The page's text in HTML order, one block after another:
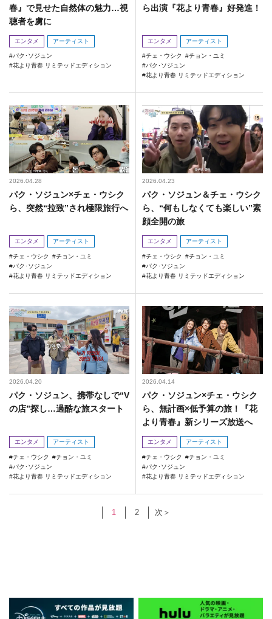
春』で見せた自然体の魅力…視
聴者を虜に
エンタメ アーティスト
パク･ソジュン
花より青春 リミテッドエディション
ら出演『花より青春』好発進！
エンタメ アーティスト
チェ・ウシク
チョン・ユミ
パク･ソジュン
花より青春 リミテッドエディション
2026.04.28
パク・ソジュン×チェ・ウシク
ら、突然“拉致”され極限旅行へ
エンタメ アーティスト
チェ・ウシク
チョン・ユミ
パク･ソジュン
花より青春 リミテッドエディション
2026.04.23
パク・ソジュン＆チェ・ウシク
ら、“何もしなくても楽しい”素
顔全開の旅
エンタメ アーティスト
チェ・ウシク
チョン・ユミ
パク･ソジュン
花より青春 リミテッドエディション
2026.04.20
パク・ソジュン、携帯なしで“V
の店”探し…過酷な旅スタート
エンタメ アーティスト
チェ・ウシク
チョン・ユミ
パク･ソジュン
花より青春 リミテッドエディション
2026.04.14
パク・ソジュン×チェ・ウシク
ら、無計画×低予算の旅！『花
より青春』新シリーズ放送へ
エンタメ アーティスト
チェ・ウシク
チョン・ユミ
パク･ソジュン
花より青春 リミテッドエディション
1 2 次＞